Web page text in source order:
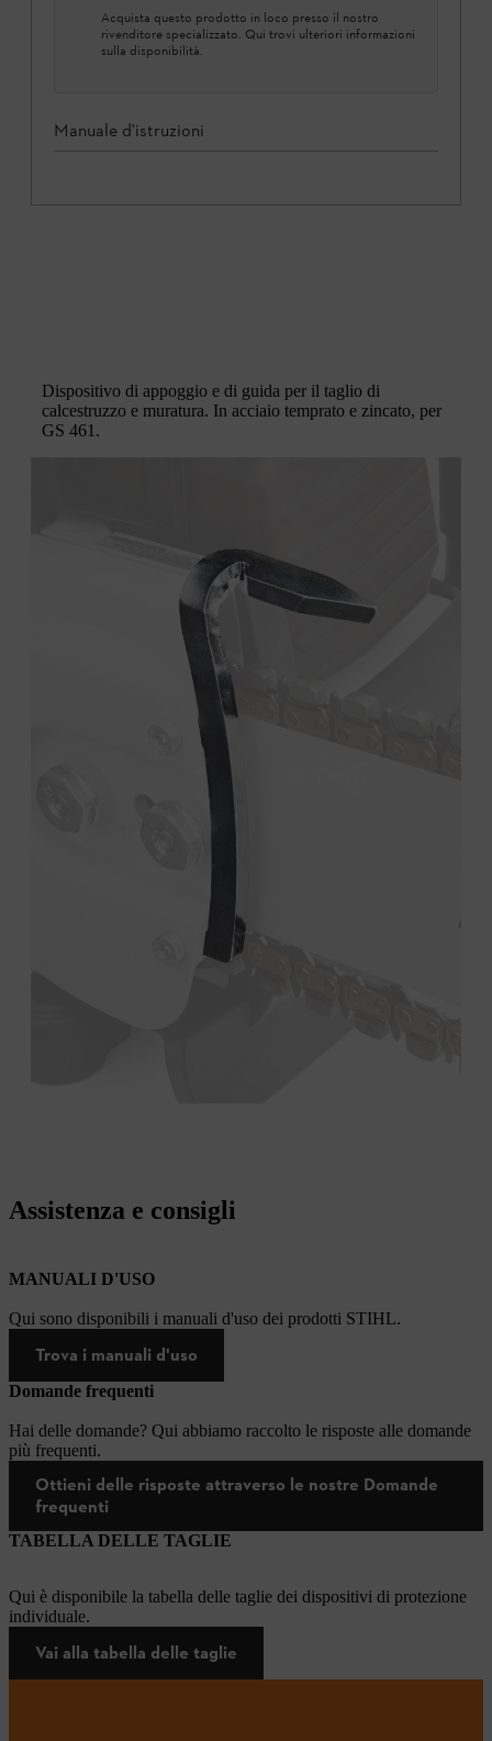
Acquista questo prodotto in loco presso il nostro
rivenditore specializzato. Qui trovi ulteriori informazioni
sulla disponibilità.
Manuale d'istruzioni
Dispositivo di appoggio e di guida per il taglio di
calcestruzzo e muratura. In acciaio temprato e zincato, per
GS 461.
Assistenza e consigli
MANUALI D'USO
Qui sono disponibili i manuali d'uso dei prodotti STIHL.
Trova i manuali d'uso
Domande frequenti
Hai delle domande? Qui abbiamo raccolto le risposte alle domande
più frequenti.
Ottieni delle risposte attraverso le nostre Domande
frequenti
TABELLA DELLE TAGLIE
Qui è disponibile la tabella delle taglie dei dispositivi di protezione
individuale.
Vai alla tabella delle taglie